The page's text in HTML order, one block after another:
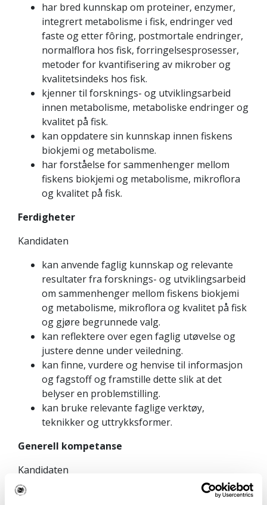
har bred kunnskap om proteiner, enzymer,
integrert metabolisme i fisk, endringer ved
faste og etter fôring, postmortale endringer,
normalflora hos fisk, forringelsesprosesser,
metoder for kvantifisering av mikrober og
kvalitetsindeks hos fisk.
kjenner til forsknings- og utviklingsarbeid
innen metabolisme, metaboliske endringer og
kvalitet på fisk.
kan oppdatere sin kunnskap innen fiskens
biokjemi og metabolisme.
har forståelse for sammenhenger mellom
fiskens biokjemi og metabolisme, mikroflora
og kvalitet på fisk.
Ferdigheter
Kandidaten
kan anvende faglig kunnskap og relevante
resultater fra forsknings- og utviklingsarbeid
om sammenhenger mellom fiskens biokjemi
og metabolisme, mikroflora og kvalitet på fisk
og gjøre begrunnede valg.
kan reflektere over egen faglig utøvelse og
justere denne under veiledning.
kan finne, vurdere og henvise til informasjon
og fagstoff og framstille dette slik at det
belyser en problemstilling.
kan bruke relevante faglige verktøy,
teknikker og uttrykksformer.
Generell kompetanse
Kandidaten
har innsikt i relevante fag- og yrkesetiske